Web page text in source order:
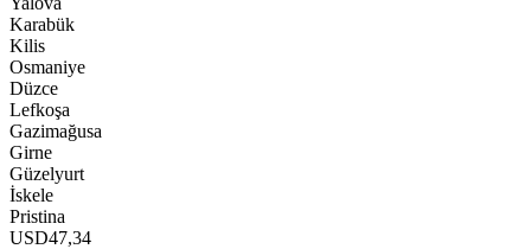
Karabük
Kilis
Osmaniye
Düzce
Lefkoşa
Gazimağusa
Girne
Güzelyurt
İskele
Pristina
USD47,34